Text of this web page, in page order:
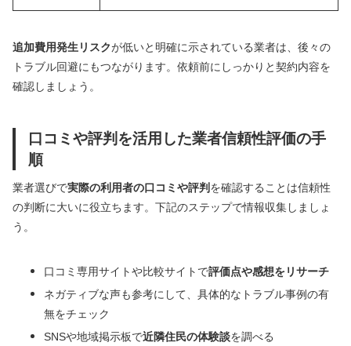
追加費用発生リスクが低いと明確に示されている業者は、後々の
トラブル回避にもつながります。依頼前にしっかりと契約内容を
確認しましょう。
口コミや評判を活用した業者信頼性評価の手
順
業者選びで実際の利用者の口コミや評判 を確認することは信頼性
の判断に大いに役立ちます。下記のステップで情報収集しましょ
う。
口コミ専用サイトや比較サイトで評価点や感想をリサーチ
ネガティブな声も参考にして、具体的なトラブル事例の有
無をチェック
SNSや地域掲示板で近隣住民の体験談を調べる